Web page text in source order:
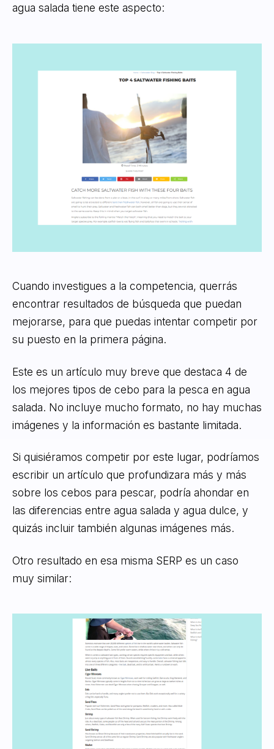
agua salada tiene este aspecto:
Cuando investigues a la competencia, querrás
encontrar resultados de búsqueda que puedan
mejorarse, para que puedas intentar competir por
su puesto en la primera página.
Este es un artículo muy breve que destaca 4 de
los mejores tipos de cebo para la pesca en agua
salada. No incluye mucho formato, no hay muchas
imágenes y la información es bastante limitada.
Si quisiéramos competir por este lugar, podríamos
escribir un artículo que profundizara más y más
sobre los cebos para pescar, podría ahondar en
las diferencias entre agua salada y agua dulce, y
quizás incluir también algunas imágenes más.
Otro resultado en esa misma SERP es un caso
muy similar: